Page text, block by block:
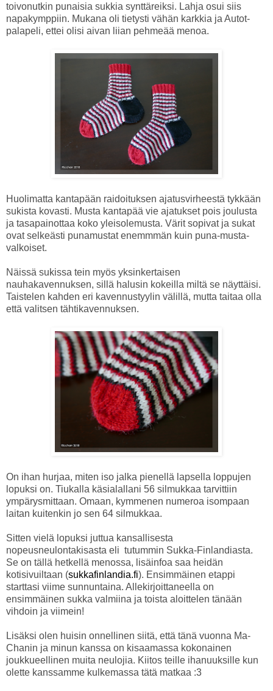
toivonutkin punaisia sukkia synttäreiksi. Lahja osui siis
napakymppiin. Mukana oli tietysti vähän karkkia ja Autot-
palapeli, ettei olisi aivan liian pehmeää menoa.
Huolimatta kantapään raidoituksen ajatusvirheestä tykkään
sukista kovasti. Musta kantapää vie ajatukset pois joulusta
ja tasapainottaa koko yleisolemusta. Värit sopivat ja sukat
ovat selkeästi punamustat enemmmän kuin puna-musta-
valkoiset.
Näissä sukissa tein myös yksinkertaisen
nauhakavennuksen, sillä halusin kokeilla miltä se näyttäisi.
Taistelen kahden eri kavennustyylin välillä, mutta taitaa olla
että valitsen tähtikavennuksen.
On ihan hurjaa, miten iso jalka pienellä lapsella loppujen
lopuksi on. Tiukalla käsialallani 56 silmukkaa tarvittiin
ympärysmittaan. Omaan, kymmenen numeroa isompaan
laitan kuitenkin jo sen 64 silmukkaa.
Sitten vielä lopuksi juttua kansallisesta
nopeusneulontakisasta eli tutummin Sukka-Finlandiasta.
Se on tällä hetkellä menossa, lisäinfoa saa heidän
kotisivuiltaan (sukkafinlandia.fi). Ensimmäinen etappi
starttasi viime sunnuntaina. Allekirjoittaneella on
ensimmäinen sukka valmiina ja toista aloittelen tänään
vihdoin ja viimein!
Lisäksi olen huisin onnellinen siitä, että tänä vuonna Ma-
Chanin ja minun kanssa on kisaamassa kokonainen
joukkueellinen muita neulojia. Kiitos teille ihanuuksille kun
olette kanssamme kulkemassa tätä matkaa :3